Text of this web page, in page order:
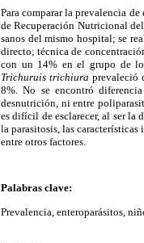
Para comparar la prevalencia
de Recuperación Nutricional
sanos del mismo hospital; se
directo; técnica de
con un 14% en el grupo de
Trichuruis trichiura prevaleció
8%. No se encontró
desnutrición, ni entre
es difícil de esclarecer, al ser la
la parasitosis, las
entre otros factores.
Palabras clave:
Prevalencia, enteroparásitos,